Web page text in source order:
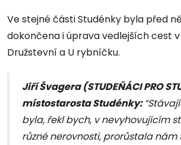
Ve stejné části Studénky byla před
dokončena i úprava vedlejších cest
Družstevní a U rybníčku.
Jiří Švagera (STUDEŇÁCI PRO
místostarosta Studénky:
byla, řekl bych, v nevyhovujícím
různé nerovnosti, prorůstala